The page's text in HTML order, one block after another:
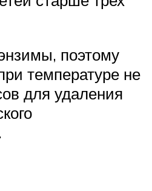
поэтому
температуре не
для удаления